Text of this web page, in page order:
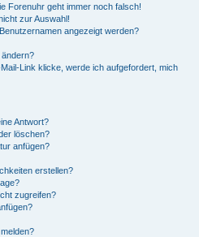
Forenuhr geht immer noch falsch!
zur Auswahl!
angezeigt werden?
Link klicke, werde ich aufgefordert, mich
Antwort?
löschen?
anfügen?
erstellen?
zugreifen?